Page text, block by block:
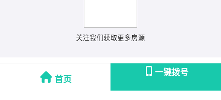
首页
一键拨号
关注我们获取更多房源